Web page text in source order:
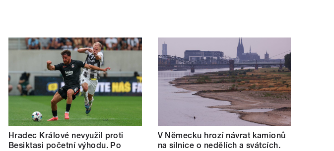
Hradec Králové nevyužil proti
Besiktasi početní výhodu. Po
V Německu hrozí návrat kamionů
na silnice o nedělích a svátcích.